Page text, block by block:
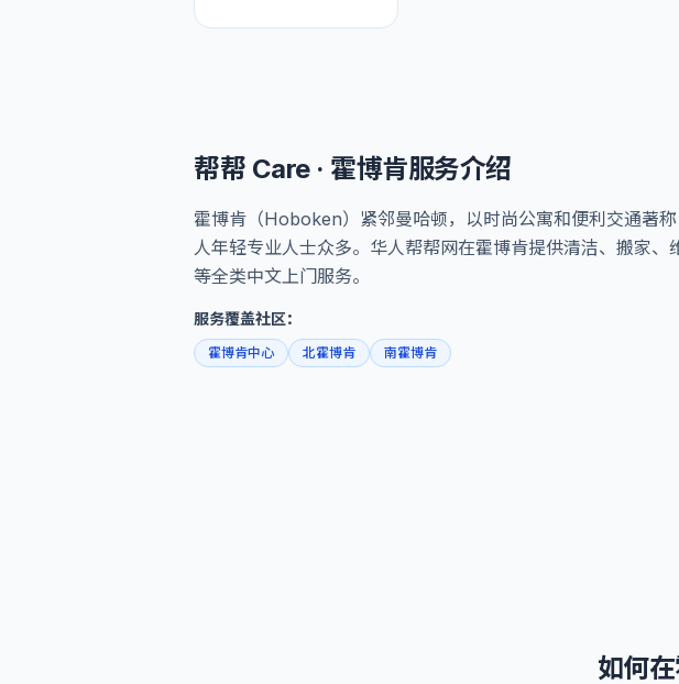
帮帮 Care · 霍博肯服务介绍
霍博肯（Hoboken）紧邻曼哈顿，以时尚公寓和便利交通著
人年轻专业人士众多。华人帮帮网在霍博肯提供清洁、搬家、
等全类中文上门服务。
服务覆盖社区：
霍博肯中心 北霍博肯 南霍博肯
如何在